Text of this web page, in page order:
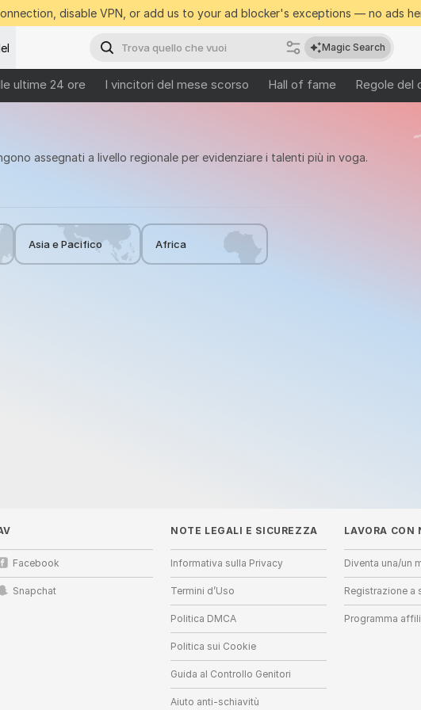
disable VPN, or add us to your ad blocker's exceptions — no ads
Magic Search
ultime 24 ore I vincitori del mese scorso Hall of fame Regole del
assegnati a livello regionale per evidenziare i talenti più in voga.
Asia e Pacifico Africa
Facebook
Snapchat
NOTE LEGALI E SICUREZZA
Informativa sulla Privacy
Termini d’Uso
Politica DMCA
Politica sui Cookie
Guida al Controllo Genitori
Aiuto anti-schiavitù
LAVORA CON
Diventa una/un
Registrazione a
Programma